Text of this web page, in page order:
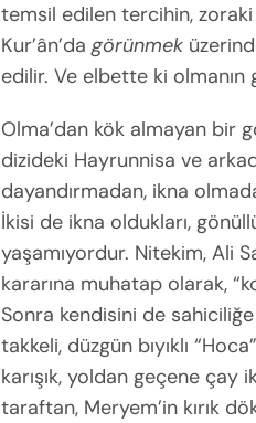
temsil edilen tercihin, zoraki
Kur’ân’dagörünmek
edilir. Ve elbette ki
Olma’dan kök almayan bir
dizideki Hayrunnisa ve
dayandırmadan, ikna
İkisi de ikna oldukları,
yaşamıyordur. Nitekim, Ali
kararına muhatap olarak,
Sonra kendisini de
takkeli, düzgün bıyıklı
karışık, yoldan geçene çay
taraftan, Meryem’in kırık